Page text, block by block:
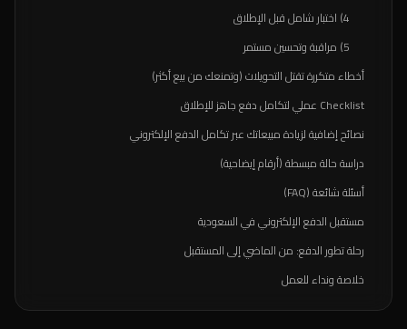
4) اختبار شامل قبل الإطلاق
5) مراقبة وتحسين مستمر
أخطاء متكررة تقتل التحويلات (وتمنعك من بيع أكثر)
Checklist عملي لتكامل دفع جاهز للإطلاق
نصائح إضافية لزيادة مبيعاتك عبر تكامل الدفع الإلكتروني
دراسة حالة مبسطة (أرقام إيضاحية)
أسئلة شائعة (FAQ)
مستقبل الدفع الإلكتروني في السعودية
رحلة تطور الدفع: من الماضي إلى المستقبل
خلاصة ونداء للعمل